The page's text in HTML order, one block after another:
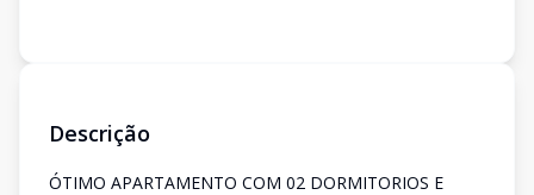
Descrição
ÓTIMO APARTAMENTO COM 02 DORMITORIOS E